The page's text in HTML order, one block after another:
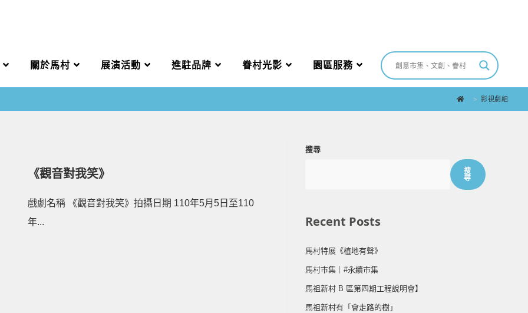
關於馬村 展演活動 進駐品牌 眷村光影 園區服務
> 影視劇組
《觀音對我笑》
戲劇名稱 《觀音對我笑》拍攝日期 110年5月5日至110
年...
搜尋
搜
尋
Recent Posts
馬村特展《植地有聲》
馬村市集｜#永續市集
馬祖新村 B 區第四期工程說明會】
馬祖新村有「會走路的樹」